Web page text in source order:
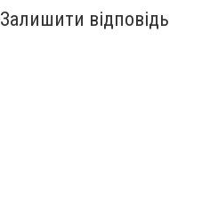
Залишити відповідь